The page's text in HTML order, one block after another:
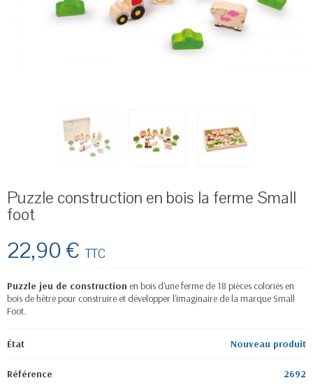
Puzzle construction en bois la ferme Small
foot
22,90 €TTC
Puzzle jeu de construction en bois d'une ferme de 18 pièces coloriés en
bois de hêtre pour construire et développer l'imaginaire de la marque Small
Foot.
État Nouveau produit
Référence 2692